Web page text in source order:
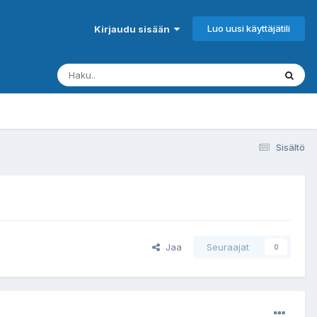
Kirjaudu sisään Luo uusi käyttäjätili
Sisältö
Jaa Seuraajat 0